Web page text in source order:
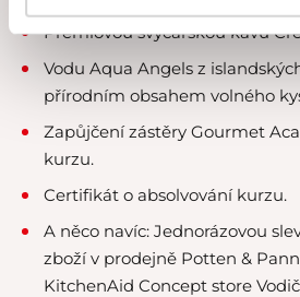
Prémiovou švýcarskou kávu
Vodu Aqua Angels z
přírodním obsahem volného
Zapůjčení zástěry Gourmet
kurzu.
Certifikát o absolvování kurzu.
A něco navíc: Jednorázovou
zboží v prodejně Potten &
KitchenAid Concept store